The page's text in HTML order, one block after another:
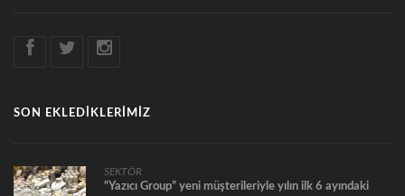
SON EKLEDİKLERİMİZ
SEKTÖR
“Yazıcı Group” yeni müşterileriyle yılın ilk 6 ayındaki